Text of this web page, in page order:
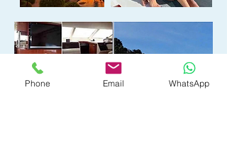
Phone Email WhatsApp